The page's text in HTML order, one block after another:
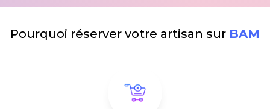
Pourquoi réserver votre artisan sur BAM